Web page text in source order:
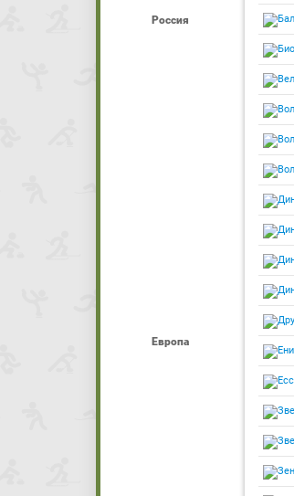
Россия
Европа